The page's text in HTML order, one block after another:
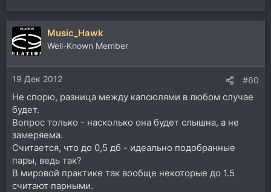
Music_Hawk
Well-Known Member
19 Дек 2012 #60
Не спорю, разница между капсюлями в любом случае
будет.
Вопрос только - насколько она будет слышна, а не
замеряема.
Считается, что до 0,5 дб - идеально подобранные
пары, ведь так?
В мировой практике так вообще некоторые до 1.5
считают парными.